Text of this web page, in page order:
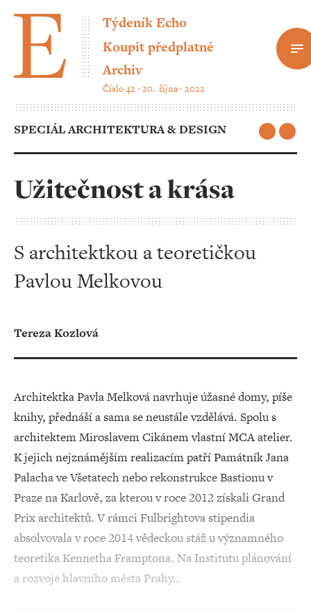
Týdeník Echo
Koupit předplatné
Archiv
Číslo 42 ‧ 20. října ‧ 2022
SPECIÁL ARCHITEKTURA & DESIGN
Užitečnost a krása
S architektkou a teoretičkou
Pavlou Melkovou
Tereza Kozlová
Architektka Pavla Melková navrhuje úžasné domy, píše
knihy, přednáší a sama se neustále vzdělává. Spolu s
architektem Miroslavem Cikánem vlastní MCA atelier.
K jejich nejznámějším realizacím patří Památník Jana
Palacha ve Všetatech nebo rekonstrukce Bastionu v
Praze na Karlově, za kterou v roce 2012 získali Grand
Prix architektů. V rámci Fulbrightova stipendia
absolvovala v roce 2014 vědeckou stáž u významného
teoretika Kennetha Framptona. Na Institutu plánování
a rozvoje hlavního města Prahy…